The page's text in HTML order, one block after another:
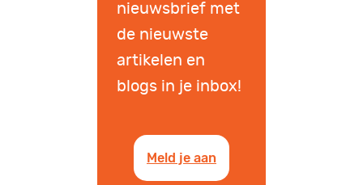
nieuwsbrief met
de nieuwste
artikelen en
blogs in je inbox!
Meld je aan